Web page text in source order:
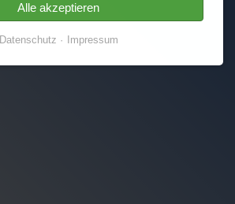
Alle akzeptieren
Datenschutz Impressum